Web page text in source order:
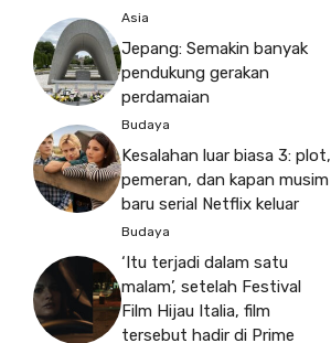
Asia
Jepang: Semakin banyak
pendukung gerakan
perdamaian
Budaya
Kesalahan luar biasa 3: plot,
pemeran, dan kapan musim
baru serial Netflix keluar
Budaya
‘Itu terjadi dalam satu
malam’, setelah Festival
Film Hijau Italia, film
tersebut hadir di Prime